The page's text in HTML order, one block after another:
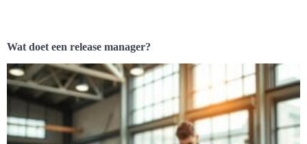
Wat doet een release manager?